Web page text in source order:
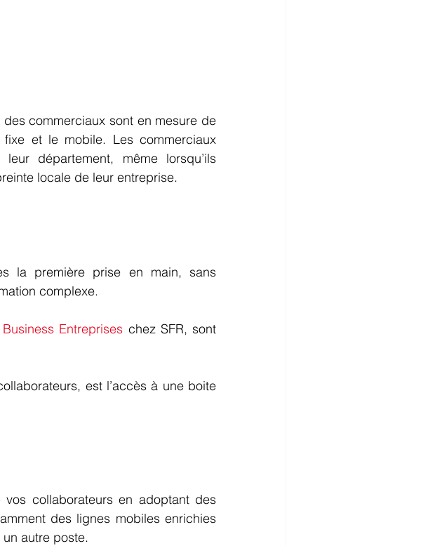
et le mobile. Les commerciaux
département, même lorsqu’ils
locale de leur entreprise.
la première prise en main, sans
complexe.
Entreprises chez SFR, sont
est l’accès à une boite
collaborateurs en adoptant des
des lignes mobiles enrichies
autre poste.